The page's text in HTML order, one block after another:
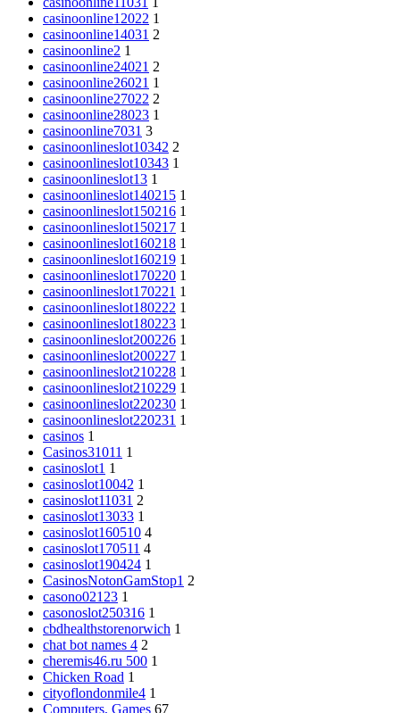
casinoonline12022 1
casinoonline14031 2
casinoonline2 1
casinoonline24021 2
casinoonline26021 1
casinoonline27022 2
casinoonline28023 1
casinoonline7031 3
casinoonlineslot10342 2
casinoonlineslot10343 1
casinoonlineslot13 1
casinoonlineslot140215 1
casinoonlineslot150216 1
casinoonlineslot150217 1
casinoonlineslot160218 1
casinoonlineslot160219 1
casinoonlineslot170220 1
casinoonlineslot170221 1
casinoonlineslot180222 1
casinoonlineslot180223 1
casinoonlineslot200226 1
casinoonlineslot200227 1
casinoonlineslot210228 1
casinoonlineslot210229 1
casinoonlineslot220230 1
casinoonlineslot220231 1
casinos 1
Casinos31011 1
casinoslot1 1
casinoslot10042 1
casinoslot11031 2
casinoslot13033 1
casinoslot160510 4
casinoslot170511 4
casinoslot190424 1
CasinosNotonGamStop1 2
casono02123 1
casonoslot250316 1
cbdhealthstorenorwich 1
chat bot names 4 2
cheremis46.ru 500 1
Chicken Road 1
cityoflondonmile4 1
Computers, Games 67